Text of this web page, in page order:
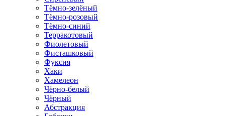
Тёмно-зелёный
Тёмно-розовый
Тёмно-синий
Терракотовый
Фиолетовый
Фисташковый
Фуксия
Хаки
Хамелеон
Чёрно-белый
Чёрный
Абстракция